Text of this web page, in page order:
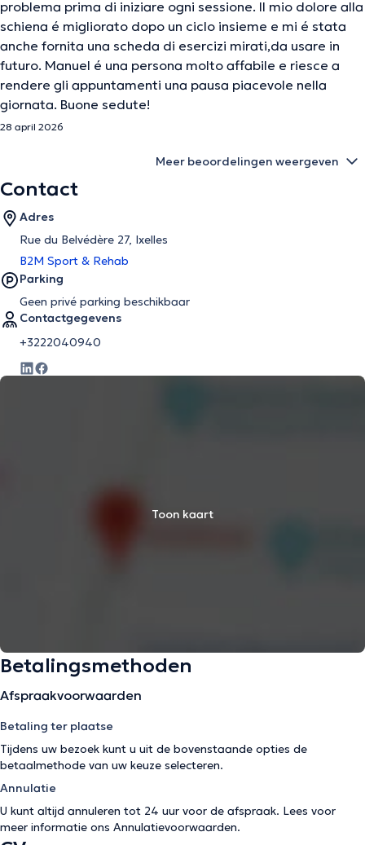
problema prima di iniziare ogni sessione. Il mio dolore alla
schiena é migliorato dopo un ciclo insieme e mi é stata
anche fornita una scheda di esercizi mirati,da usare in
futuro. Manuel é una persona molto affabile e riesce a
rendere gli appuntamenti una pausa piacevole nella
giornata. Buone sedute!
28 april 2026
Meer beoordelingen weergeven
Contact
Adres
Rue du Belvédère 27, Ixelles
B2M Sport & Rehab
Parking
Geen privé parking beschikbaar
Contactgegevens
+3222040940
Toon kaart
Betalingsmethoden
Afspraakvoorwaarden
Betaling ter plaatse
Tijdens uw bezoek kunt u uit de bovenstaande opties de
betaalmethode van uw keuze selecteren.
Annulatie
U kunt altijd annuleren tot 24 uur voor de afspraak. Lees voor
meer informatie ons Annulatievoorwaarden.